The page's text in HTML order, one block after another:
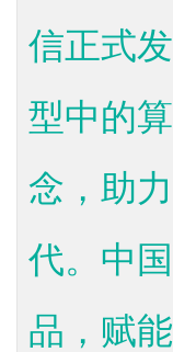
信正式
型中的
念，助
代。中
品，赋